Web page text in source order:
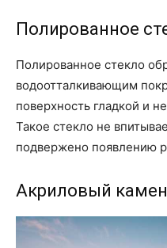
Полированное
Полированное стекло
водоотталкивающим
поверхность гладкой и
Такое стекло не
подвержено появлению
Акриловый